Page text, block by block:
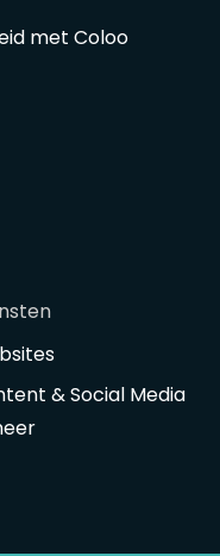
met Coloo
& Social Media